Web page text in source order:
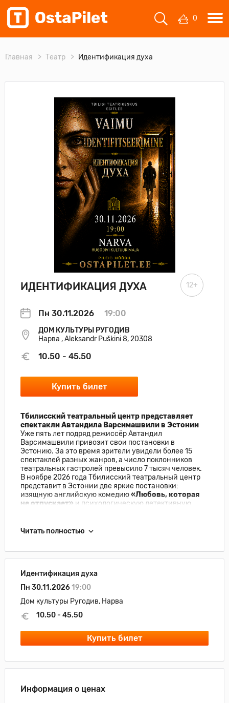
0
Главная Театр Идентификация духа
ИДЕНТИФИКАЦИЯ ДУХА
Пн 30.11.2026 19:00
ДОМ КУЛЬТУРЫ РУГОДИВ
Нарва , Aleksandr Puškini 8, 20308
10.50 - 45.50
Купить билет
12+
Тбилисский театральный центр представляет
спектакли Автандила Варсимашвили в Эстонии
Уже пять лет подряд режиссёр Автандил
Варсимашвили привозит свои постановки в
Эстонию. За это время зрители увидели более 15
спектаклей разных жанров, а число поклонников
театральных гастролей превысило 7 тысяч человек.
В ноябре 2026 года Тбилисский театральный центр
представит в Эстонии две яркие постановки:
изящную английскую комедию«Любовь, которая
не отпускает» и психологическую детективную
Читать полностью
Идентификация духа
Пн 30.11.202619:00
Дом культуры Ругодив, Нарва
10.50 - 45.50
Купить билет
Информация о ценах